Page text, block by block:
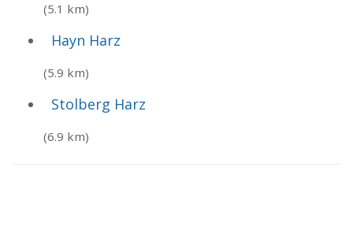
(5.1 km)
Hayn Harz
(5.9 km)
Stolberg Harz
(6.9 km)